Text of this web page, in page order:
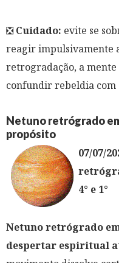
❎Cuidado: evite se
reagir impulsivamente
retrogradação, a
confundir rebeldia com
Netuno retrógrado
propósito
07/07/
4° e 1°
Netuno retrógrado
despertar espiritual